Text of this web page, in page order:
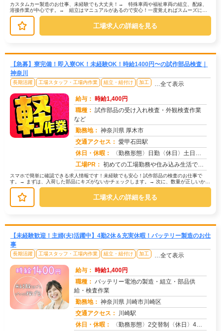
カスタムカー製造のお仕事、未経験でも大丈夫！→ 特殊車両や福祉車両の組立、配線、
溶接作業が中心です。→ 組立はマニュアルがあるので安心！一度覚えればスムーズに作
業できます。→ 配線作業は、自動車...
工場求人の詳細を見る
【急募】寮完備！即入寮OK！未経験OK！時給1400円〜の試作部品検査｜
神奈川
長期活躍 工場スタッフ・工場内作業 組立・組付け 加工 …全て表示
給与： 時給1,400円
職種： 試作部品の受け入れ検査・外観検査作業
など
勤務地： 神奈川県 厚木市
交通アクセス： 愛甲石田駅
休日・休暇：
〈勤務形態〉日勤〈休日〉土日★ＧＷ★夏季休暇★冬季休暇★年末年始
工場PR： 初めての工場勤務や住み込み生活でも安心！株式会社京栄センターなら、全国2,500件以上の格安寮をご用意しています。...
スマホで簡単に確認できる求人情報です！未経験でも安心！試作部品の検査のお仕事で
す。→ まずは、入荷した部品にキズがないかチェックします。→ 次に、数量が正しいか確
認します。→ 図面と照らし合わせ...
工場求人の詳細を見る
【未経験歓迎！主婦(夫)活躍中】4勤2休＆充実休暇！バッテリー製造のお仕
事
長期活躍 工場スタッフ・工場内作業 組立・組付け 加工 …全て表示
給与： 時給1,400円
職種： バッテリー電池の製造・組立・部品供
給・検査作業
勤務地： 神奈川県 川崎市川崎区
交通アクセス：
川崎駅
休日・休暇：
〈勤務形態〉2交替制〈休日〉4勤2休のシフト制★ＧＷ★夏季休暇★冬季休暇★年末年始